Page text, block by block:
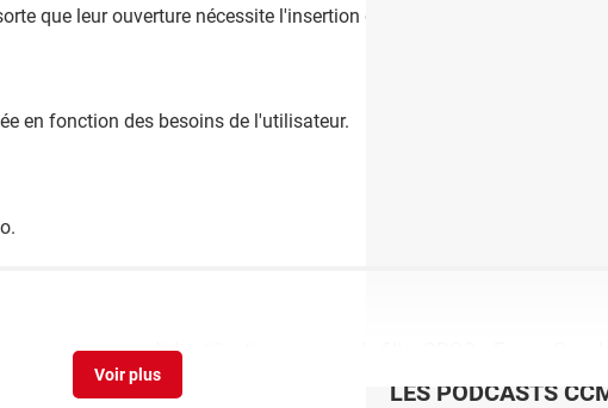
que leur ouverture nécessite l'insertion d'un
en fonction des besoins de l'utilisateur.
Aide utilisation commande filter GDOC
LES PODCASTS